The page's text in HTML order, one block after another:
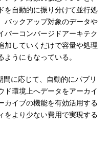
を自動的に振り分けて並行処
バックアップ対象のデータや
パーコンバージドアーキテク
加していくだけで容量や処理
うにもなっている。
に応じて、自動的にパブリ
ド環境上へデータをアーカイ
カイブの機能を有効活用する
をより少ない費用で実現する